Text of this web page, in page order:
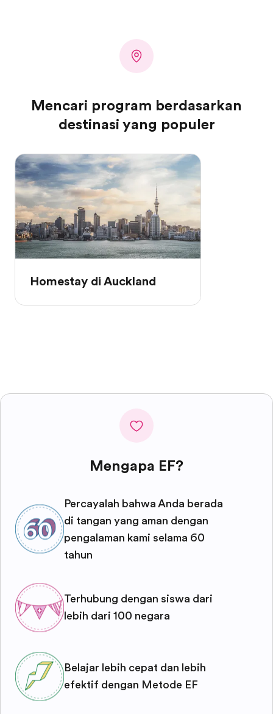
Mencari program berdasarkan
destinasi yang populer
Homestay di Auckland
Mengapa EF?
Percayalah bahwa Anda berada
di tangan yang aman dengan
pengalaman kami selama 60
tahun
Terhubung dengan siswa dari
lebih dari 100 negara
Belajar lebih cepat dan lebih
efektif dengan Metode EF